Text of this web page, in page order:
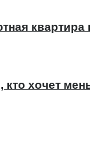
хочет